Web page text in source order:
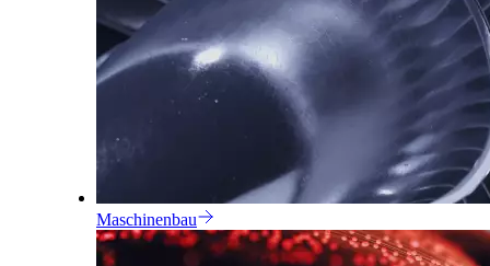
Maschinenbau